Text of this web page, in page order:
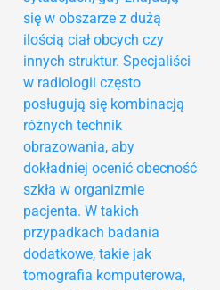
się w obszarze z dużą
ilością ciał obcych czy
innych struktur. Specjaliści
w radiologii często
posługują się kombinacją
różnych technik
obrazowania, aby
dokładniej ocenić obecność
szkła w organizmie
pacjenta. W takich
przypadkach badania
dodatkowe, takie jak
tomografia komputerowa,